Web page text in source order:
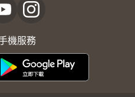
機服務